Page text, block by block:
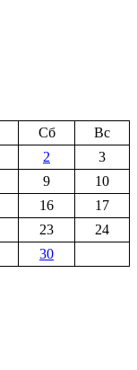
Сб
Вс
2
3
9
10
16
17
23
24
30